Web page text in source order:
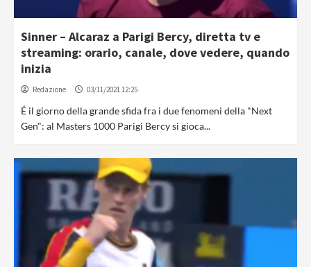
Sinner – Alcaraz a Parigi Bercy, diretta tv e
streaming: orario, canale, dove vedere, quando
inizia
Redazione 03/11/2021 12:25
É il giorno della grande sfida fra i due fenomeni della "Next
Gen": al Masters 1000 Parigi Bercy si gioca...